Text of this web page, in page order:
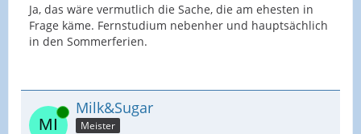
Ja, das wäre vermutlich die Sache, die am ehesten in
Frage käme. Fernstudium nebenher und hauptsächlich
in den Sommerferien.
Online Milk&Sugar
Meister